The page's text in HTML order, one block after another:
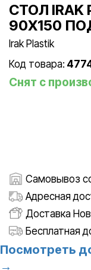
СТОЛ IRAK
90X150
Irak Plastik
Код товара:
Снят с
Самовывоз
Адресная
Доставка
Бесплатная
Посмотреть
→